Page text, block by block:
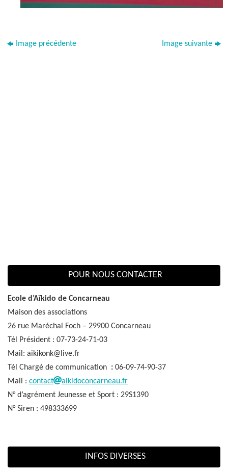
Image précédente Image suivante
POUR NOUS CONTACTER
Ecole d’Aïkido de Concarneau
Maison des associations
26 rue Maréchal Foch – 29900 Concarneau
Tél Président : 07-73-24-71-03
Mail: aikikonk@live.fr
Tél Chargé de communication : 06-09-74-90-37
Mail : contact
aikidoconcarneau.fr
N° d’agrément Jeunesse et Sport : 29S1390
N° Siren : 498333699
INFOS DIVERSES